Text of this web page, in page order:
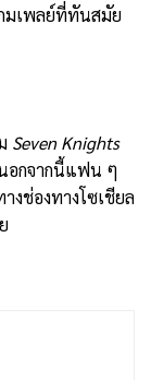
มเพลย์ที่ทันสมัย
Seven Knights
อกจากนี้แฟน ๆ
งช่องทางโซเชียล